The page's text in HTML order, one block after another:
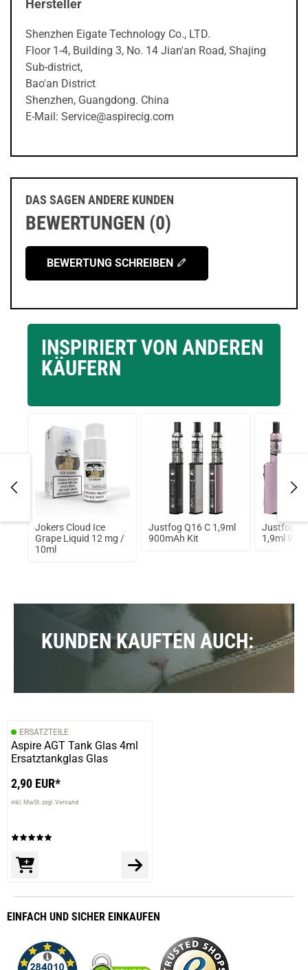
Hersteller
Shenzhen Eigate Technology Co., LTD.
Floor 1-4, Building 3, No. 14 Jian'an Road, Shajing
Sub-district,
Bao'an District
Shenzhen, Guangdong. China
E-Mail: Service@aspirecig.com
DAS SAGEN ANDERE KUNDEN
BEWERTUNGEN (0)
BEWERTUNG SCHREIBEN
INSPIRIERT VON ANDEREN
KÄUFERN
Jokers Cloud Ice
Grape Liquid 12 mg /
10ml
Justfog Q16 C 1,9ml
900mAh Kit
Justfog
1,9ml
KUNDEN KAUFTEN AUCH:
ERSATZTEILE
Aspire AGT Tank Glas 4ml
Ersatztankglas Glas
2,90 EUR*
inkl. MwSt. zzgl. Versand
EINFACH UND SICHER EINKAUFEN